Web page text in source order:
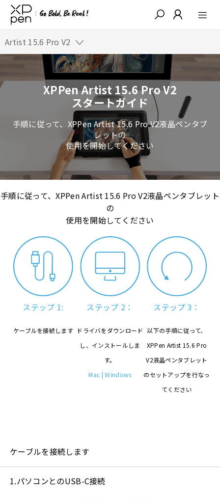
Artist 15.6 Pro V2
XPPen Artist 15.6 Pro V2
スタートガイド
手順に従って、XPPen Artist 15.6 Pro V2液晶ペンタブ
レットの
使用を開始してください
手順に従って、XPPen Artist 15.6 Pro V2液晶ペンタブレット
の
使用を開始してください
ステップ 1:
ケーブルを接続します
ステップ 2：
ドライバをダウンロード
し、インストールしま
す。
Mac |Windows
ステップ 3：
以下の手順に従って、
XPPen Artist 15.6 Pro
V2液晶ペンタブレット
のセットアップを行なっ
てください
ケーブルを接続します
1.パソコンとのUSB-C接続